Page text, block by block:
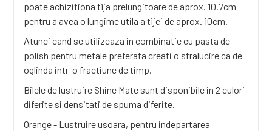
poate achizitiona tija prelungitoarede aprox. 10.7cm
pentru a avea o lungime utila a tijei de aprox. 10cm.
Atunci cand se utilizeaza in combinatie cu pasta de
polish pentru metale preferata creati o stralucire ca de
oglinda intr-o fractiune de timp.
Bilele de lustruire Shine Mate sunt disponibile in 2 culori
diferite si densitati de spuma diferite.
Orange - Lustruire usoara, pentru indepartarea